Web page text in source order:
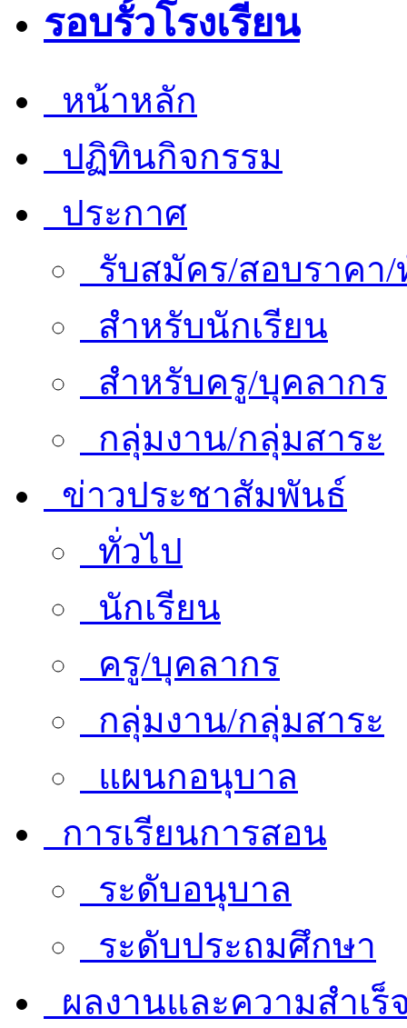
รอบรั้วโรงเรียน
หน้าหลัก
ปฏิทินกิจกรรม
ประกาศ
รับสมัคร/สอบราคา/
สำหรับนักเรียน
สำหรับครู/บุคลากร
กลุ่มงาน/กลุ่มสาระ
ข่าวประชาสัมพันธ์
ทั่วไป
นักเรียน
ครู/บุคลากร
กลุ่มงาน/กลุ่มสาระ
แผนกอนุบาล
การเรียนการสอน
ระดับอนุบาล
ระดับประถมศึกษา
ผลงานและความสำเร็